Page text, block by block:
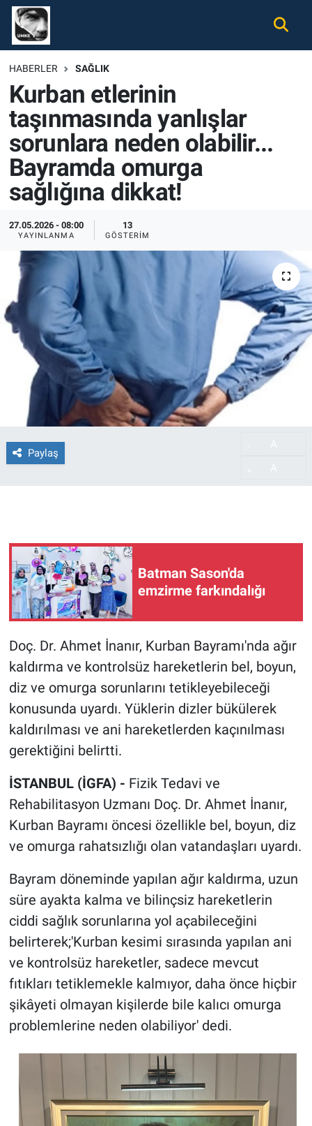
HABERLER SAĞLIK
Kurban etlerinin
taşınmasında yanlışlar
sorunlara neden olabilir...
Bayramda omurga
sağlığına dikkat!
27.05.2026 - 08:00
YAYINLANMA
13
GÖSTERIM
Paylaş
Batman Sason'da
emzirme farkındalığı
Doç. Dr. Ahmet İnanır, Kurban Bayramı'nda ağır
kaldırma ve kontrolsüz hareketlerin bel, boyun,
diz ve omurga sorunlarını tetikleyebileceği
konusunda uyardı. Yüklerin dizler bükülerek
kaldırılması ve ani hareketlerden kaçınılması
gerektiğini belirtti.
İSTANBUL (İGFA) - Fizik Tedavi ve
Rehabilitasyon Uzmanı Doç. Dr. Ahmet İnanır,
Kurban Bayramı öncesi özellikle bel, boyun, diz
ve omurga rahatsızlığı olan vatandaşları uyardı.
Bayram döneminde yapılan ağır kaldırma, uzun
süre ayakta kalma ve bilinçsiz hareketlerin
ciddi sağlık sorunlarına yol açabileceğini
belirterek;'Kurban kesimi sırasında yapılan ani
ve kontrolsüz hareketler, sadece mevcut
fıtıkları tetiklemekle kalmıyor, daha önce hiçbir
şikâyeti olmayan kişilerde bile kalıcı omurga
problemlerine neden olabiliyor' dedi.
Gündem
Ekonomi
Spor
Magazin
Tüm Haberler
İletişim
Künye
Nöbetçi Eczaneler
Hava Durumu
Namaz Vakitleri
Trafik Durumu
Süper Lig Puan Durumu ve Fikstür
Tüm Manşetler
Son Dakika Haberleri
Haber Arşivi